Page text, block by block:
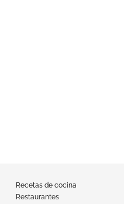
Recetas de cocina
Restaurantes